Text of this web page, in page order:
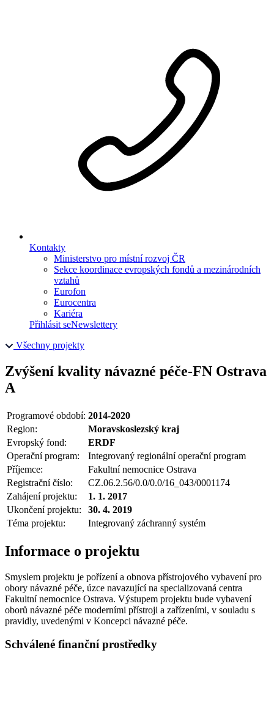
Kontakty
Ministerstvo pro místní rozvoj ČR
Sekce koordinace evropských fondů a mezinárodních
vztahů
Eurofon
Eurocentra
Kariéra
Přihlásit seNewslettery
Všechny projekty
Zvýšení kvality návazné péče-FN Ostrava
A
Programové období: 2014-2020
Region:
Moravskoslezský kraj
Evropský fond:
ERDF
Operační program:
Integrovaný regionální operační program
Příjemce:
Fakultní nemocnice Ostrava
Registrační číslo:
CZ.06.2.56/0.0/0.0/16_043/0001174
Zahájení projektu:
1. 1. 2017
Ukončení projektu:
30. 4. 2019
Téma projektu:
Integrovaný záchranný systém
Informace o projektu
Smyslem projektu je pořízení a obnova přístrojového vybavení pro
obory návazné péče, úzce navazující na specializovaná centra
Fakultní nemocnice Ostrava. Výstupem projektu bude vybavení
oborů návazné péče moderními přístroji a zařízeními, v souladu s
pravidly, uvedenými v Koncepci návazné péče.
Schválené finanční prostředky